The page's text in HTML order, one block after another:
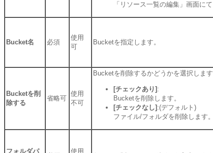
「リソース一覧の編集」画面に
Bucket名 必須
使用
可
Bucketを指定します。
Bucketを削
除する
省略可
使用
不可
Bucketを削除するかどうかを選択します
[チェックあり] :
Bucketを削除します。
[チェックなし] :(デフォルト)
ファイル/フォルダを削除します。
フォルダパ
使用